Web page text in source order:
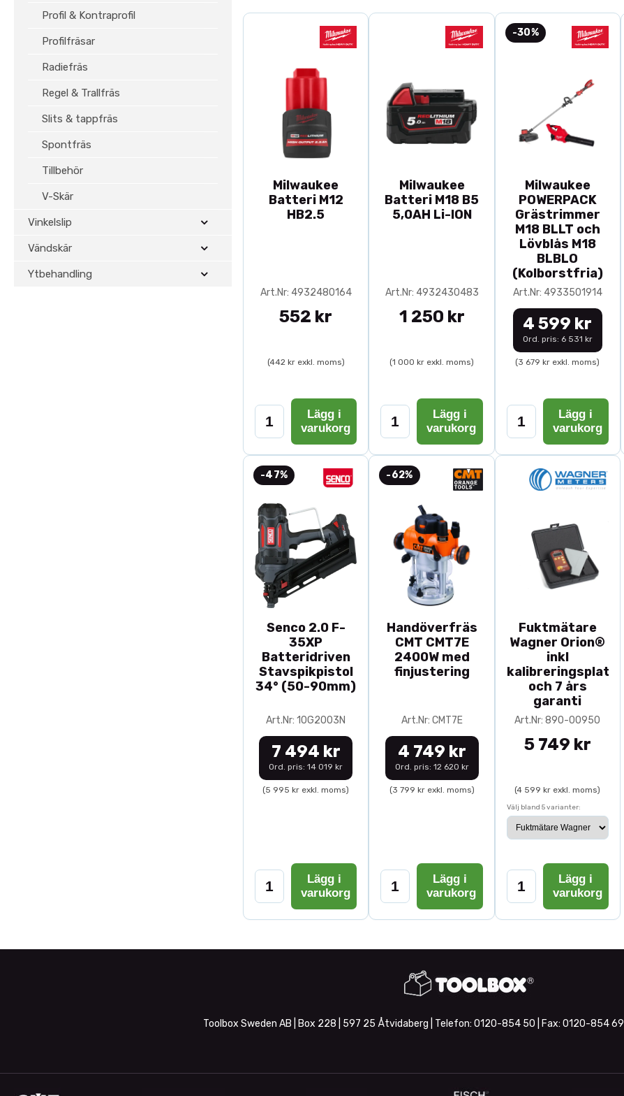
Profil & Kontraprofil
Profilfräsar
Radiefräs
Regel & Trallfräs
Slits & tappfräs
Spontfräs
Tillbehör
V-Skär
Vinkelslip
Vändskär
Ytbehandling
Milwaukee
Batteri M12
HB2.5
Art.Nr: 4932480164
552 kr
(442 kr exkl. moms)
Lägg i
varukorg
Milwaukee
Batteri M18 B5
5,0AH Li-ION
Art.Nr: 4932430483
1 250 kr
(1 000 kr exkl. moms)
Lägg i
varukorg
-30%
Milwaukee
POWERPACK
Grästrimmer
M18 BLLT och
Lövblås M18
BLBLO
(Kolborstfria)
Art.Nr: 4933501914
4 599 kr
Ord. pris: 6 531 kr
(3 679 kr exkl. moms)
Lägg i
varukorg
-47%
Senco 2.0 F-
35XP
Batteridriven
Stavspikpistol
34° (50-90mm)
Art.Nr: 10G2003N
7 494 kr
Ord. pris: 14 019 kr
(5 995 kr exkl. moms)
Lägg i
varukorg
-62%
Handöverfräs
CMT CMT7E
2400W med
finjustering
Art.Nr: CMT7E
4 749 kr
Ord. pris: 12 620 kr
(3 799 kr exkl. moms)
Lägg i
varukorg
Fuktmätare
Wagner Orion®
inkl
kalibreringsplatta
och 7 års
garanti
Art.Nr: 890-00950
5 749 kr
(4 599 kr exkl. moms)
Välj bland 5 varianter:
Lägg i
varukorg
Toolbox Sweden AB | Box 228 | 597 25 Åtvidaberg | Telefon: 0120-854 50 | Fax: 0120-854 69